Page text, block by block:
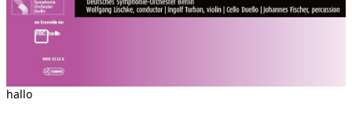
oder archaischer Holzschnittartigkeit – in den Vordergrund des
Klingens gerückt.
Tonträger:
Tonträger Interpreten:
CELLO-DUELLO mit Wolfgang Emanuel Schmidt & Jens-Peter
hallo